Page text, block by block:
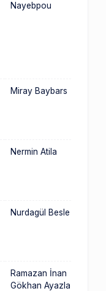
Nayebpou
Miray Baybars
Nermin Atila
Nurdagül Besle
Ramazan İnan
Gökhan Ayazla